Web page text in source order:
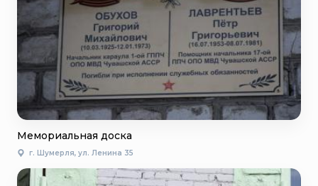
Мемориальная доска
г. Шумерля, ул. Ленина 35